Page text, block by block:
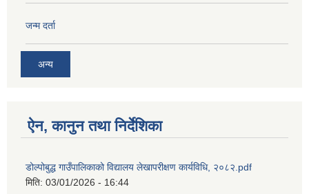
जन्म दर्ता
अन्य
ऐन, कानुन तथा निर्देशिका
डोल्पोबुद्ध गाउँपालिकाको विद्यालय लेखापरीक्षण कार्यविधि, २०८२.pdf
मिति: 03/01/2026 - 16:44